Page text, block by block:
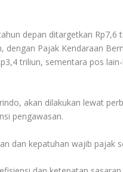
depan ditargetkan
dengan Pajak Kendaraan
triliun, sementara pos
akan dilakukan lewat
pengawasan.
dan kepatuhan wajib pajak